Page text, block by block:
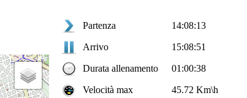
Partenza 14:08:13
Arrivo 15:08:51
Durata allenamento 01:00:38
Velocità max 45.72 Km\h